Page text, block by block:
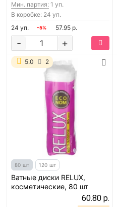
Мин. партия: 1 уп.
В коробке: 24 уп.
24 уп.
-5% 57.95 р.
+
-
5.0 2
80 шт 120 шт
Ватные диски RELUX,
косметические, 80 шт
60.80 р.